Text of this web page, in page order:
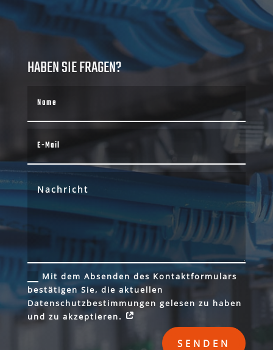
HABEN SIE FRAGEN?
Mit dem Absenden des Kontaktformulars
bestätigen Sie, die aktuellen
Datenschutzbestimmungen gelesen zu haben
und zu akzeptieren.
SENDEN